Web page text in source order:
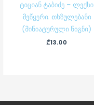
ტიციან ტაბიძე – ლექსი
მეწყერი. თხზულებანი
(მინიატურული წიგნი)
₾13.00